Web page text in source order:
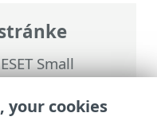
ESET Small
s programom
>
nástroje
your cookies